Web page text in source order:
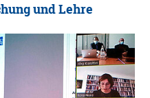
und Lehre